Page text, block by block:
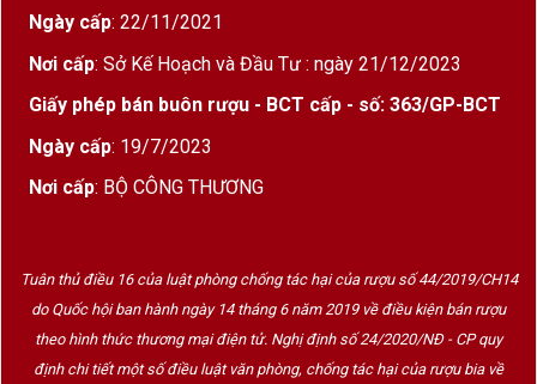
Ngày cấp: 22/11/2021
Nơi cấp: Sở Kế Hoạch và Đầu Tư : ngày 21/12/2023
Giấy phép bán buôn rượu - BCT cấp - số: 363/GP-BCT
Ngày cấp: 19/7/2023
Nơi cấp: BỘ CÔNG THƯƠNG
Tuân thủ điều 16 của luật phòng chống tác hại của rượu số 44/2019/CH14
do Quốc hội ban hành ngày 14 tháng 6 năm 2019 về điều kiện bán rượu
theo hình thức thương mại điện tử. Nghị định số 24/2020/NĐ - CP quy
định chi tiết một số điều luật văn phòng, chống tác hại của rượu bia về